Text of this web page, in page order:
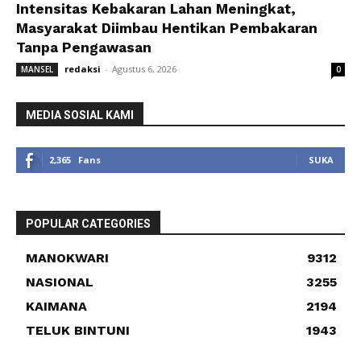
Intensitas Kebakaran Lahan Meningkat,
Masyarakat Diimbau Hentikan Pembakaran
Tanpa Pengawasan
MANSEL redaksi - Agustus 6, 2026 0
MEDIA SOSIAL KAMI
2,365 Fans SUKA
POPULAR CATEGORIES
MANOKWARI
9312
NASIONAL
3255
KAIMANA
2194
TELUK BINTUNI
1943